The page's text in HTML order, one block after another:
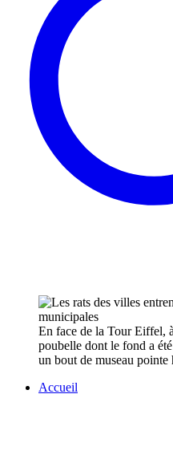
En face de la Tour Eiffel,
poubelle dont le fond a
un bout de museau pointe
Accueil